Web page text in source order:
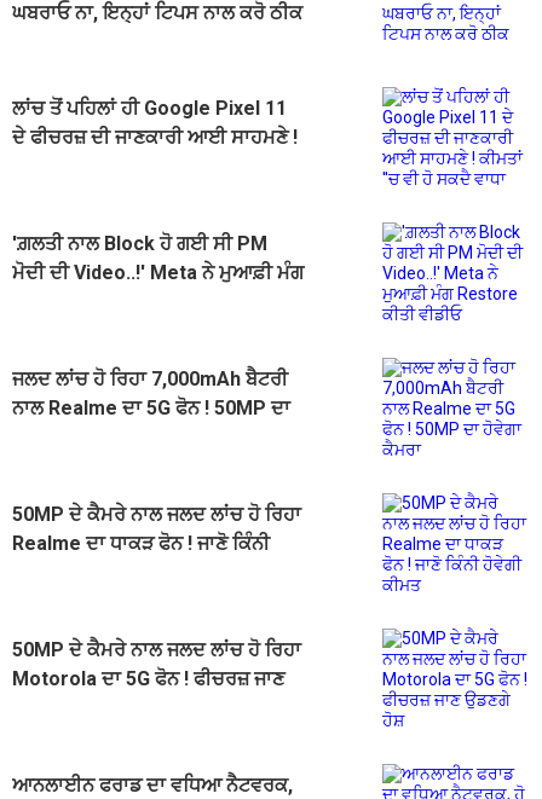
ਘਬਰਾਓ ਨਾ, ਇਨ੍ਹਾਂ ਟਿਪਸ ਨਾਲ ਕਰੋ ਠੀਕ
ਲਾਂਚ ਤੋਂ ਪਹਿਲਾਂ ਹੀ Google Pixel 11
ਦੇ ਫੀਚਰਜ਼ ਦੀ ਜਾਣਕਾਰੀ ਆਈ ਸਾਹਮਣੇ !
'ਗ਼ਲਤੀ ਨਾਲ Block ਹੋ ਗਈ ਸੀ PM
ਮੋਦੀ ਦੀ Video..!' Meta ਨੇ ਮੁਆਫ਼ੀ ਮੰਗ
ਜਲਦ ਲਾਂਚ ਹੋ ਰਿਹਾ 7,000mAh ਬੈਟਰੀ
ਨਾਲ Realme ਦਾ 5G ਫੋਨ ! 50MP ਦਾ
50MP ਦੇ ਕੈਮਰੇ ਨਾਲ ਜਲਦ ਲਾਂਚ ਹੋ ਰਿਹਾ
Realme ਦਾ ਧਾਕੜ ਫੋਨ ! ਜਾਣੋ ਕਿੰਨੀ
50MP ਦੇ ਕੈਮਰੇ ਨਾਲ ਜਲਦ ਲਾਂਚ ਹੋ ਰਿਹਾ
Motorola ਦਾ 5G ਫੋਨ ! ਫੀਚਰਜ਼ ਜਾਣ
ਆਨਲਾਈਨ ਫਰਾਡ ਦਾ ਵਧਿਆ ਨੈਟਵਰਕ,